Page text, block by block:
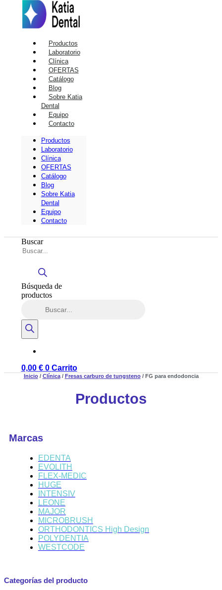
Productos
Laboratorio
Clínica
OFERTAS
Catálogo
Blog
Sobre Katia
Dental
Equipo
Contacto
Productos
Laboratorio
Clínica
OFERTAS
Catálogo
Blog
Sobre Katia
Dental
Equipo
Contacto
Buscar
Búsqueda de
productos
0,00 € 0 Carrito
Inicio/ Clínica/ Fresas carburo de tungsteno/ FG para endodoncia
Productos
Marcas
EDENTA
EVOLITH
FLEX-MEDIC
HUGE
INTENSIV
LEONE
MAJOR
MICROBRUSH
ORTHODONTICS High Design
POLYDENTIA
WESTCODE
Categorías del producto